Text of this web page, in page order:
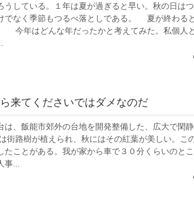
している。１年は夏が過ぎると早い。秋の日はつ
でなく季節もつるべ落としである。 夏が終わる
今年はどんな年だったかと考えてみた。私個人
来てくださいではダメなのだ
、飯能市郊外の台地を開発整備した、広大で閑
路樹が植えられ、秋にはその紅葉が美しい。こ
たことがある。我が家から車で３０分くらいのとこ
...